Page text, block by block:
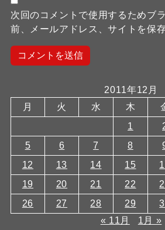
次回のコメントで使用するためブ
前、メールアドレス、サイトを保存
2011年12月
月
火 水 木
1
5
6 7 8
12
13 14 15
19
20 21 22
26
27 28 29
« 11月
1月 »